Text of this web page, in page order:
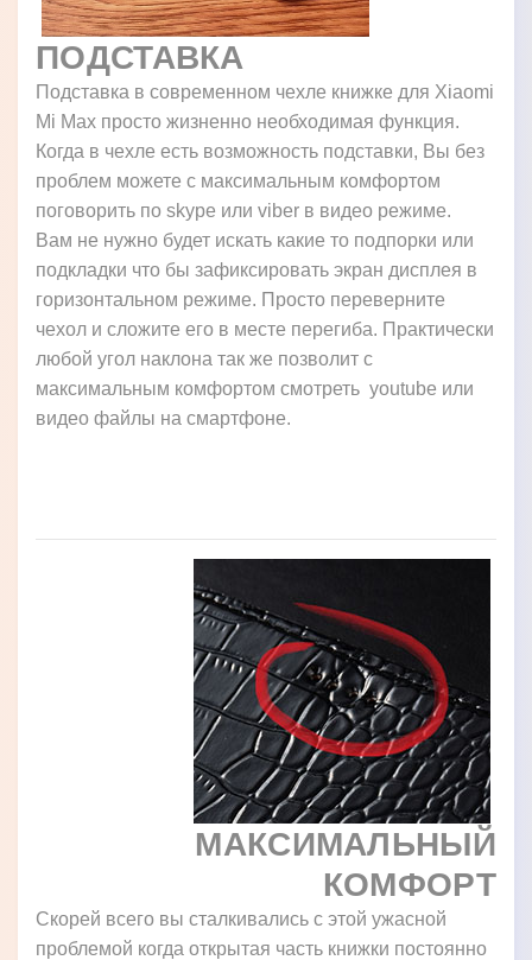
ПОДСТАВКА
Подставка в современном чехле книжке для Xiaomi
Mi Max просто жизненно необходимая функция.
Когда в чехле есть возможность подставки, Вы без
проблем можете с максимальным комфортом
поговорить по skype или viber в видео режиме.
Вам не нужно будет искать какие то подпорки или
подкладки что бы зафиксировать экран дисплея в
горизонтальном режиме. Просто переверните
чехол и сложите его в месте перегиба. Практически
любой угол наклона так же позволит с
максимальным комфортом смотреть youtube или
видео файлы на смартфоне.
МАКСИМАЛЬНЫЙ
КОМФОРТ
Скорей всего вы сталкивались с этой ужасной
проблемой когда открытая часть книжки постоянно